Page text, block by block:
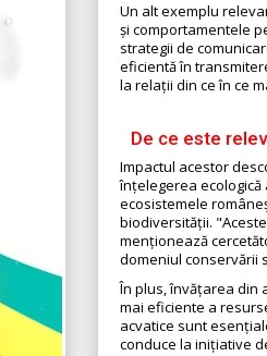
Un alt exemplu
și comportamentele
strategii de
eficientă în
la relații din ce în ce
De ce este
Impactul acestor
înțelegerea ecologică
ecosistemele
biodiversității.
menționează
domeniul conservării
În plus, învățarea din
mai eficiente a
acvatice sunt
conduce la inițiative